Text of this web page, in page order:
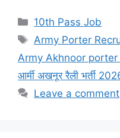
Categories
10th Pass Job
Tags
Army Porter
Army Akhnoor
आर्मी अखनूर रैली भर्ती
Leave a comment